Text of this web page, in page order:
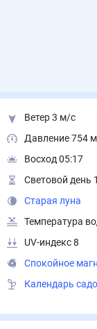
Ветер 3 м/с
Давление 754
Восход 05:17
Световой день
Старая луна
Температура
UV-индекс 8
Спокойное
Календарь